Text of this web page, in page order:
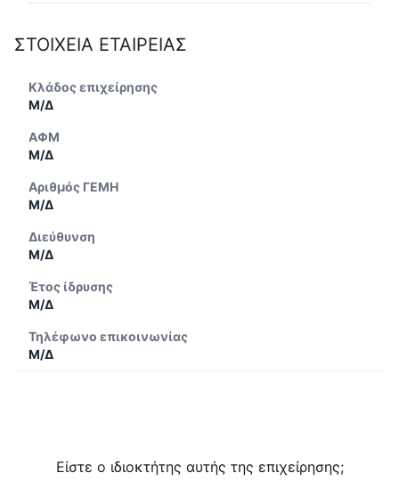
ΣΤΟΙΧΕΙΑ ΕΤΑΙΡΕΙΑΣ
Κλάδος επιχείρησης
Μ/Δ
ΑΦΜ
Μ/Δ
Αριθμός ΓΕΜΗ
Μ/Δ
Διεύθυνση
Μ/Δ
Έτος ίδρυσης
Μ/Δ
Τηλέφωνο επικοινωνίας
Μ/Δ
Είστε ο ιδιοκτήτης αυτής της επιχείρησης;